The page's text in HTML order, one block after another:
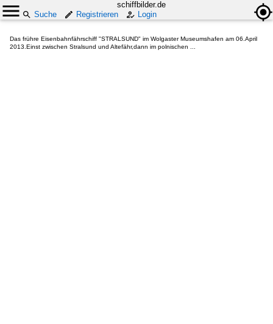
schiffbilder.de
Suche
Registrieren Login
Das frühre Eisenbahnfährschiff "STRALSUND" im Wolgaster Museumshafen am 06.April
2013.Einst zwischen Stralsund und Altefähr,dann im polnischen ...